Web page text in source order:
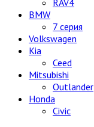
BMW
7 серия
Volkswagen
Kia
Ceed
Mitsubishi
Outlander
Honda
Civic